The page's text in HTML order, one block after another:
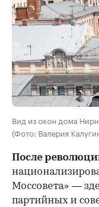
Вид из окон дома
(Фото: Валерия
После
Моссовета» —
партийных и